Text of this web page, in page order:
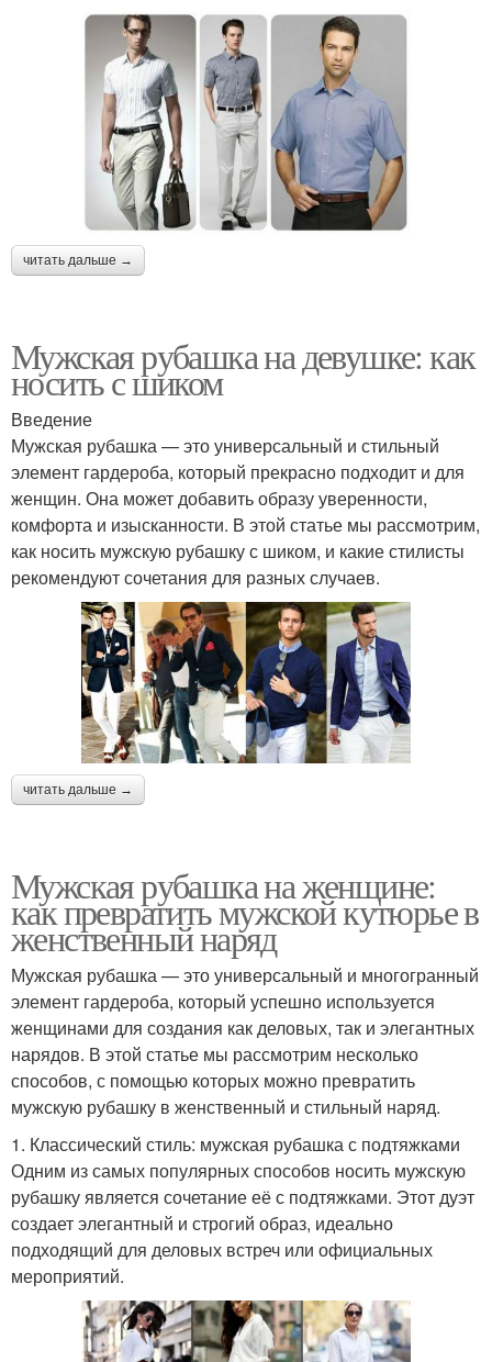
читать дальше →
Мужская рубашка на девушке: как
носить с шиком
Введение
Мужская рубашка — это универсальный и стильный
элемент гардероба, который прекрасно подходит и для
женщин. Она может добавить образу уверенности,
комфорта и изысканности. В этой статье мы рассмотрим,
как носить мужскую рубашку с шиком, и какие стилисты
рекомендуют сочетания для разных случаев.
читать дальше →
Мужская рубашка на женщине:
как превратить мужской кутюрье в
женственный наряд
Мужская рубашка — это универсальный и многогранный
элемент гардероба, который успешно используется
женщинами для создания как деловых, так и элегантных
нарядов. В этой статье мы рассмотрим несколько
способов, с помощью которых можно превратить
мужскую рубашку в женственный и стильный наряд.
1. Классический стиль: мужская рубашка с подтяжками
Одним из самых популярных способов носить мужскую
рубашку является сочетание её с подтяжками. Этот дуэт
создает элегантный и строгий образ, идеально
подходящий для деловых встреч или официальных
мероприятий.